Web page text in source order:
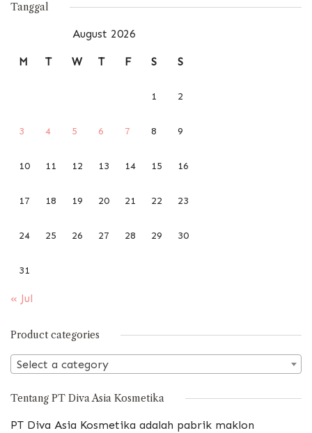
Tanggal
August 2026
M T W T F S S
1 2
3 4 5 6 7 8 9
10 11 12 13 14 15 16
17 18 19 20 21 22 23
24 25 26 27 28 29 30
31
« Jul
Product categories
Select a category
Tentang PT Diva Asia Kosmetika
PT Diva Asia Kosmetika adalah pabrik maklon